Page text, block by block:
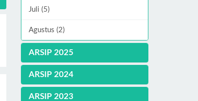
Juli (5)
Agustus (2)
ARSIP 2025
ARSIP 2024
ARSIP 2023